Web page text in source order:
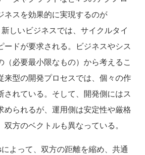
ネスを効果的に実現するのが
しいビジネスでは、サイクルタイ
ードが要求される。ビジネスやシス
（必要最小限なもの）から考えるこ
来型の開発プロセスでは、個々の作
されている。そして、開発側にはス
められるが、運用側は安定性や厳格
方のベクトルも異なっている。
よって、双方の距離を縮め、共通